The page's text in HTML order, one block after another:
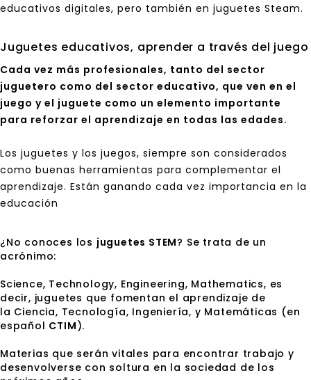
educativos digitales, pero también en juguetes Steam.
Juguetes educativos, aprender a través del juego
Cada vez más profesionales, tanto del sector
juguetero como del sector educativo, que ven en el
juego y el juguete como un elemento importante
para reforzar el aprendizaje en todas las edades.
Los juguetes y los juegos, siempre son considerados
como buenas herramientas para complementar el
aprendizaje. Están ganando cada vez importancia en la
educación
¿No conoces los juguetes STEM? Se trata de un
acrónimo:
Science, Technology, Engineering, Mathematics, es
decir, juguetes que fomentan el aprendizaje de
la Ciencia, Tecnología, Ingeniería, y Matemáticas (en
español CTIM).
Materias que serán vitales para encontrar trabajo y
desenvolverse con soltura en la sociedad de los